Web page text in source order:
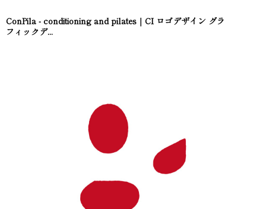
ConPila - conditioning and pilates｜CI ロゴデザイン グラ
フィックデ...